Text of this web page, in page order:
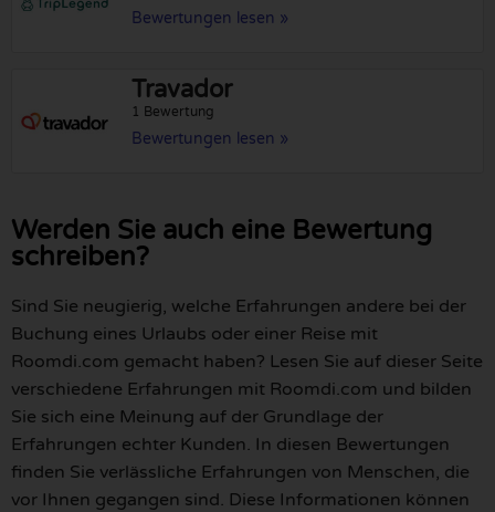
Bewertungen lesen »
Travador
1 Bewertung
Bewertungen lesen »
Werden Sie auch eine Bewertung
schreiben?
Sind Sie neugierig, welche Erfahrungen andere bei der
Buchung eines Urlaubs oder einer Reise mit
Roomdi.com gemacht haben? Lesen Sie auf dieser Seite
verschiedene Erfahrungen mit Roomdi.com und bilden
Sie sich eine Meinung auf der Grundlage der
Erfahrungen echter Kunden. In diesen Bewertungen
finden Sie verlässliche Erfahrungen von Menschen, die
vor Ihnen gegangen sind. Diese Informationen können